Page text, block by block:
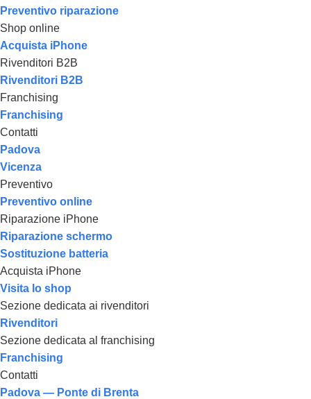
Preventivo riparazione
Shop online
Acquista iPhone
Rivenditori B2B
Rivenditori B2B
Franchising
Franchising
Contatti
Padova
Vicenza
Preventivo
Preventivo online
Riparazione iPhone
Riparazione schermo
Sostituzione batteria
Acquista iPhone
Visita lo shop
Sezione dedicata ai rivenditori
Rivenditori
Sezione dedicata al franchising
Franchising
Contatti
Padova — Ponte di Brenta